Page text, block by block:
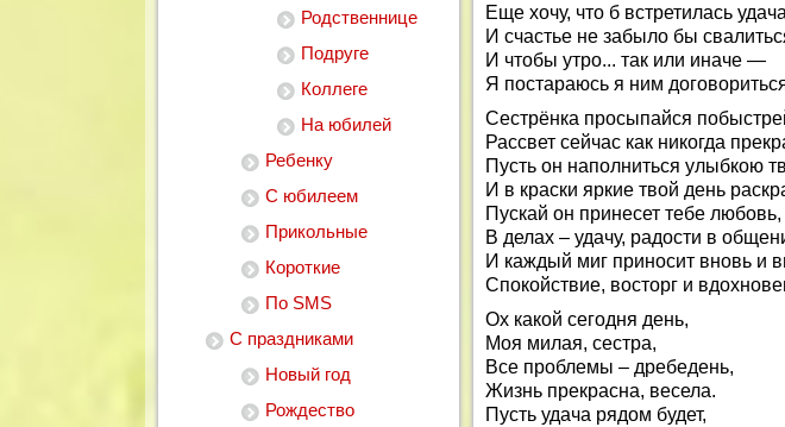
Родственнице
Подруге
Коллеге
На юбилей
Ребенку
С юбилеем
Прикольные
Короткие
По SMS
С праздниками
Новый год
Рождество
Еще хочу, что б встретилась удача
И счастье не забыло бы
И чтобы утро... так или иначе —
Я постараюсь я ним
Сестрёнка просыпайся
Рассвет сейчас как никогда
Пусть он наполниться улыбкою
И в краски яркие твой день
Пускай он принесет тебе любовь,
В делах – удачу, радости в
И каждый миг приносит вновь и
Спокойствие, восторг и
Ох какой сегодня день,
Моя милая, сестра,
Все проблемы – дребедень,
Жизнь прекрасна, весела.
Пусть удача рядом будет,